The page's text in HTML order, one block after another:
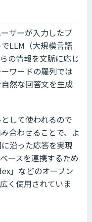
ザーが入力したプ
LLM（大規模言語
の情報を文脈に応じ
ワードの羅列では
然な回答文を生成
して使われるので
合わせることで、よ
沿った応答を実現
ースを連携するため
」などのオープン
く使用されていま